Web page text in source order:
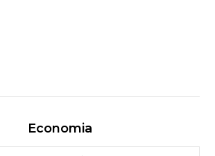
Economia